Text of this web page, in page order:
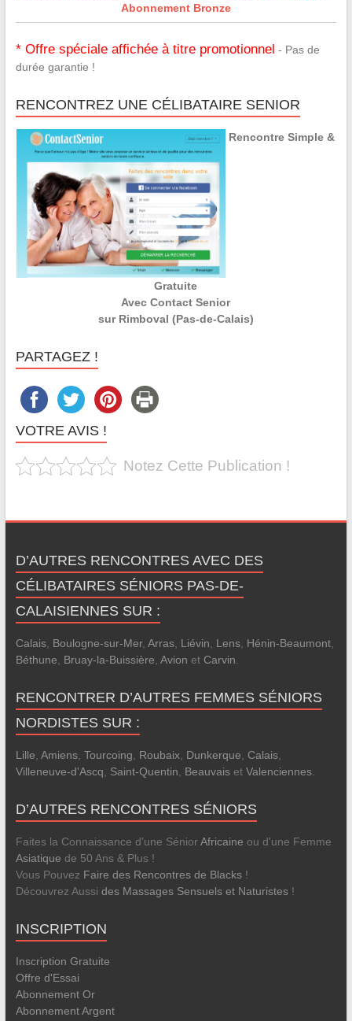
Abonnement Bronze
* Offre spéciale affichée à titre promotionnel - Pas de
durée garantie !
RENCONTREZ UNE CÉLIBATAIRE SENIOR
Rencontre Simple &
Gratuite
Avec Contact Senior
sur Rimboval (Pas-de-Calais)
PARTAGEZ !
VOTRE AVIS !
Notez Cette Publication !
D’AUTRES RENCONTRES AVEC DES
CÉLIBATAIRES SÉNIORS PAS-DE-
CALAISIENNES SUR :
Calais, Boulogne-sur-Mer, Arras, Liévin Lens, Hénin-Beaumont,
Béthune
Bruay-la-Buissière Avion et Carvin
RENCONTRER D’AUTRES FEMMES SÉNIORS
NORDISTES SUR :
Lille Amiens, Tourcoing Roubaix, Dunkerque Calais,
Villeneuve-d'Ascq
Saint-Quentin Beauvaiset Valenciennes.
D’AUTRES RENCONTRES SÉNIORS
Faites la Connaissance d'une SéniorAfricaine ou d'une Femme
Asiatique de 50 Ans & Plus !
Vous Pouvez Faire des Rencontres de Blacks!
Découvrez Aussi des Massages Sensuels et Naturistes!
INSCRIPTION
Inscription Gratuite
Offre d'Essai
Abonnement Or
Abonnement Argent